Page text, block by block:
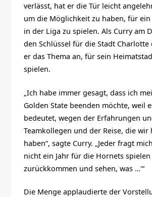
verlässt, hat er die Tür leicht
um die Möglichkeit zu haben, für ein
in der Liga zu spielen. Als Curry am
den Schlüssel für die Stadt Charlotte
er das Thema an, für sein
spielen.
„Ich habe immer gesagt, dass ich
Golden State beenden möchte, weil
bedeutet, wegen der Erfahrungen
Teamkollegen und der Reise, die wir
haben“, sagte Curry. „Jeder fragt
nicht ein Jahr für die Hornets
zurückkommen und sehen, was …'“
Die Menge applaudierte der